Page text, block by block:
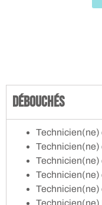
Débouchés
Technicien(ne)
Technicien(ne)
Technicien(ne)
Technicien(ne)
Technicien(ne)